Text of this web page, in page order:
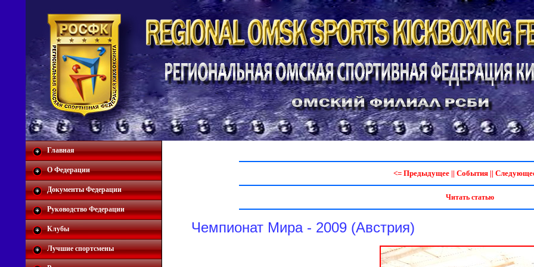
Главная
О Федерации
Документы Федерации
Руководство Федерации
Клубы
Лучшие спортсмены
<= Предыдущее || События ||
Читать статью
Чемпионат Мира - 2009 (Австрия)